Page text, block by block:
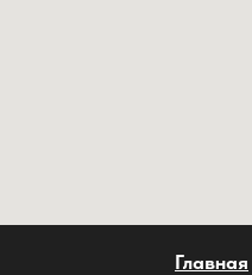
Главная